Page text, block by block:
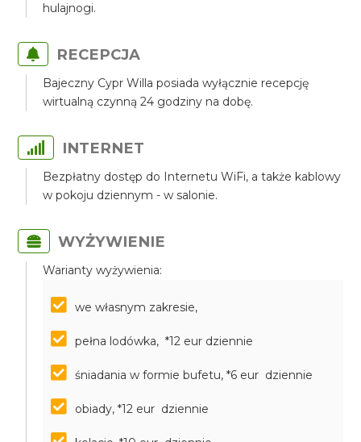
hulajnogi.
RECEPCJA
Bajeczny Cypr Willa posiada wyłącznie recepcję
wirtualną czynną 24 godziny na dobę.
INTERNET
Bezpłatny dostęp do Internetu WiFi, a także kablowy
w pokoju dziennym - w salonie.
WYŻYWIENIE
Warianty wyżywienia:
we własnym zakresie,
pełna lodówka, *12 eur dziennie
śniadania w formie bufetu, *6 eur dziennie
obiady, *12 eur dziennie